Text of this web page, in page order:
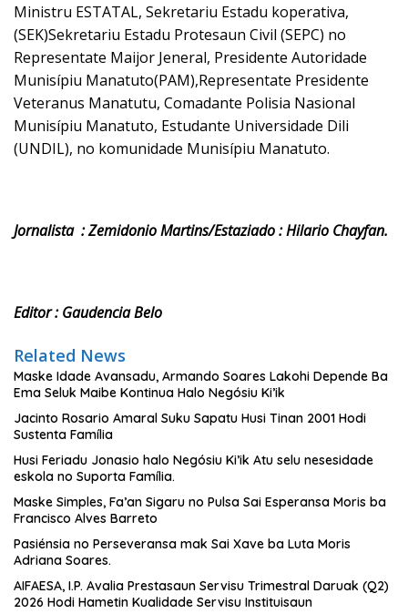
Ministru ESTATAL, Sekretariu Estadu koperativa,
(SEK)Sekretariu Estadu Protesaun Civil (SEPC) no
Representate Maijor Jeneral, Presidente Autoridade
Munisípiu Manatuto(PAM),Representate Presidente
Veteranus Manatutu, Comadante Polisia Nasional
Munisípiu Manatuto, Estudante Universidade Dili
(UNDIL), no komunidade Munisípiu Manatuto.
Jornalista : Zemidonio Martins/Estaziado : Hilario Chayfan.
Editor : Gaudencia Belo
Related News
Maske Idade Avansadu, Armando Soares Lakohi Depende Ba
Ema Seluk Maibe Kontinua Halo Negósiu Ki’ik
Jacinto Rosario Amaral Suku Sapatu Husi Tinan 2001 Hodi
Sustenta Família
Husi Feriadu Jonasio halo Negósiu Ki’ik Atu selu nesesidade
eskola no Suporta Família.
Maske Simples, Fa’an Sigaru no Pulsa Sai Esperansa Moris ba
Francisco Alves Barreto
Pasiénsia no Perseveransa mak Sai Xave ba Luta Moris
Adriana Soares.
AIFAESA, I.P. Avalia Prestasaun Servisu Trimestral Daruak (Q2)
2026 Hodi Hametin Kualidade Servisu Instituisaun